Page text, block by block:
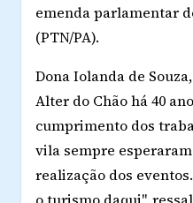
emenda parlamentar
(PTN/PA).
Dona Iolanda de
Alter do Chão há 40
cumprimento dos
vila sempre
realização dos